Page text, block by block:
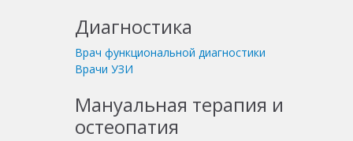
Диагностика
Врач функциональной диагностики
Врачи УЗИ
Мануальная терапия и
остеопатия